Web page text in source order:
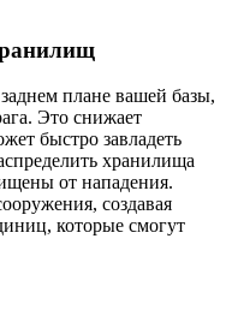
плане вашей базы,
Это снижает
быстро завладеть
хранилища
от нападения.
создавая
которые смогут